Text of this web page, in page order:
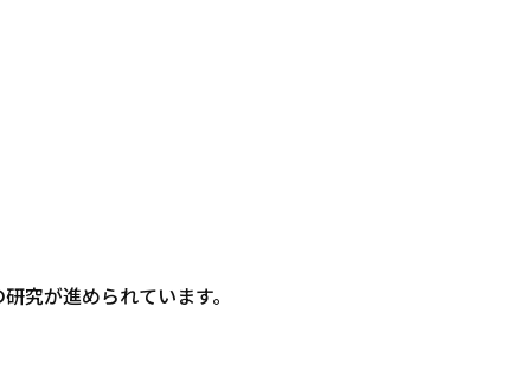
究が進められています。